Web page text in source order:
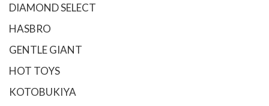
DIAMOND SELECT
HASBRO
GENTLE GIANT
HOT TOYS
KOTOBUKIYA